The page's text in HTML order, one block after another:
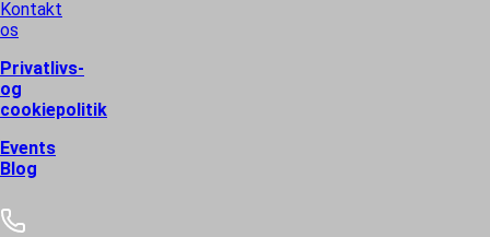
Kontakt
os
Privatlivs-
og
cookiepolitik
Events
Blog